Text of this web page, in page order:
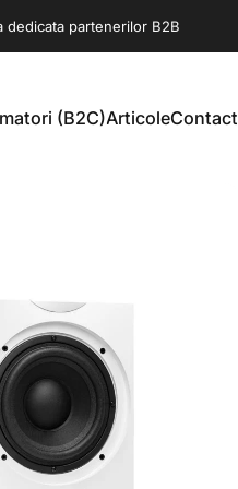
dedicata partenerilor B2B
(B2C)ArticoleContact